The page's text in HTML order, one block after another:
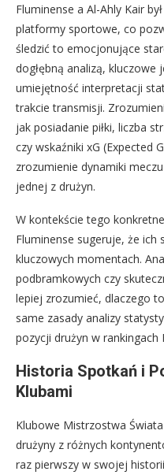
Fluminense a Al-Ahly Kair
platformy sportowe, co
śledzić to emocjonujące
dogłębną analizą,
umiejętność interpretacji
trakcie transmisji.
jak posiadanie piłki, liczba
czy wskaźniki xG (Expected
zrozumienie dynamiki
jednej z drużyn.
W kontekście tego
Fluminense sugeruje, że ich
kluczowych momentach.
podbramkowych czy
lepiej zrozumieć, dlaczego
same zasady analizy
pozycji drużyn w rankingach
Historia Spotkań i
Klubami
Klubowe Mistrzostwa
drużyny z różnych
raz pierwszy w swojej